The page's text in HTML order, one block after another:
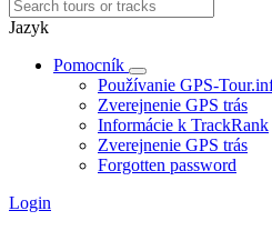
Jazyk
Pomocník
Používanie GPS-
Zverejnenie GPS trás
Informácie k TrackRank
Zverejnenie GPS trás
Forgotten password
Login